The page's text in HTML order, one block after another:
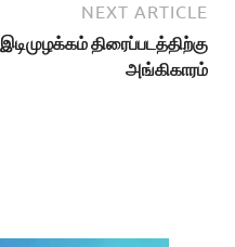
NEXT ARTICLE
இடிமுழக்கம் திரைப்படத்திற்கு
அங்கிகாரம்